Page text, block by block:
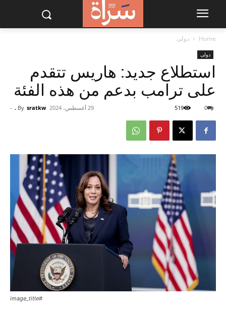
Home دولى
دولى
استطلاع جديد: هاريس تتقدم
على ترامب بدعم من هذه الفئة
By sratkw .
- 29 أغسطس، 2024 0
519
#image_title